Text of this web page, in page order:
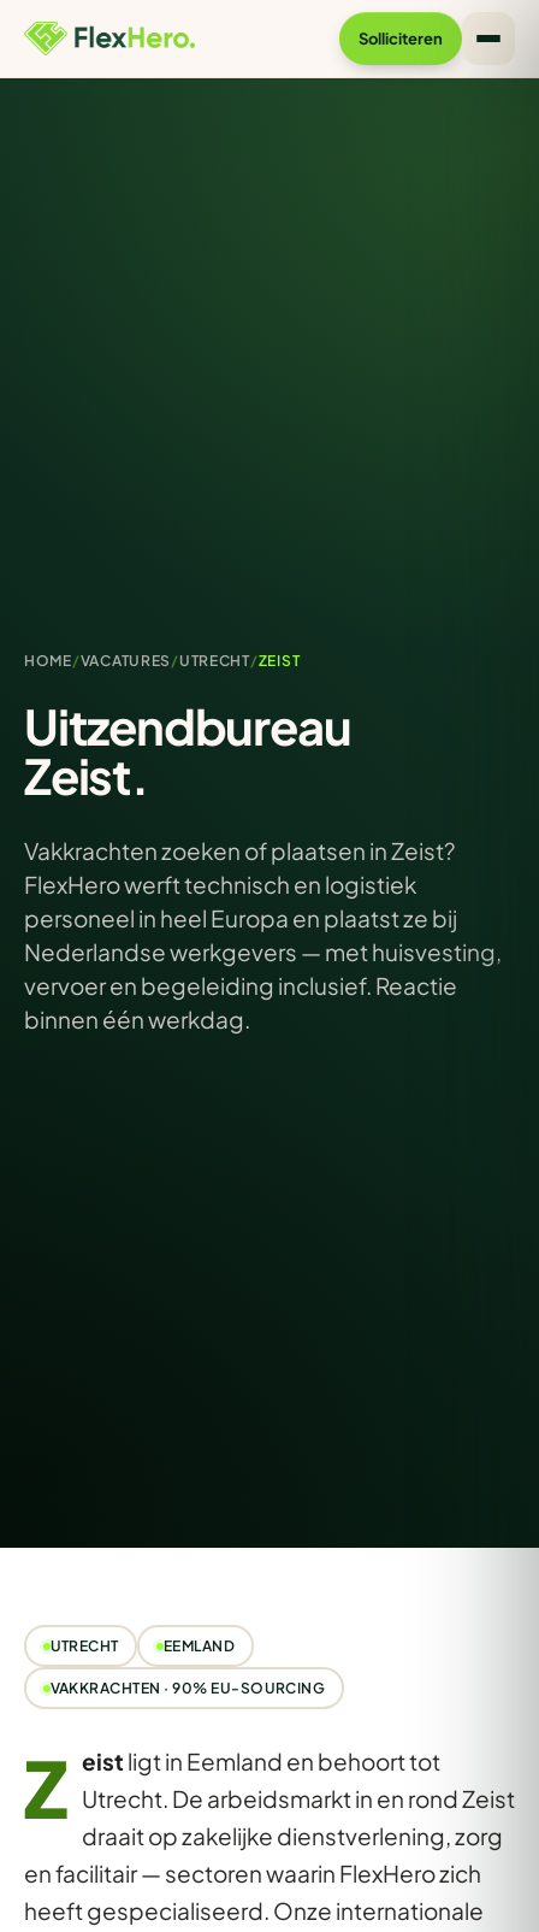
Solliciteren
HOME/VACATURES / UTRECHT/ZEIST
Uitzendbureau
Zeist.
Vakkrachten zoeken of plaatsen in Zeist?
FlexHero werft technisch en logistiek
personeel in heel Europa en plaatst ze bij
Nederlandse werkgevers — met huisvesting,
vervoer en begeleiding inclusief. Reactie
binnen één werkdag.
UTRECHT EEMLAND
VAKKRACHTEN · 90% EU-SOURCING
Z eistligt in Eemland en behoort tot
Utrecht. De arbeidsmarkt in en rond Zeist
draait op zakelijke dienstverlening, zorg
en facilitair — sectoren waarin FlexHero zich
heeft gespecialiseerd. Onze internationale